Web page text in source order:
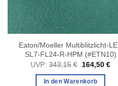
Eaton/Moeller Multiblitzlicht-
SL7-FL24-R-HPM (#ETN10)
UVP: 343,15€
war:
164,50 €
In den Warenkorb